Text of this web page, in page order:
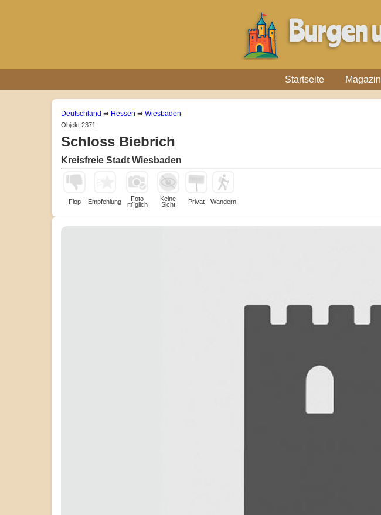
Startseite Magazin
Deutschland ➡ Hessen ➡ Wiesbaden
Objekt 2371
Schloss Biebrich
Kreisfreie Stadt Wiesbaden
Flop Empfehlung
Foto
m¨glich
Keine
Sicht
Privat Wandern